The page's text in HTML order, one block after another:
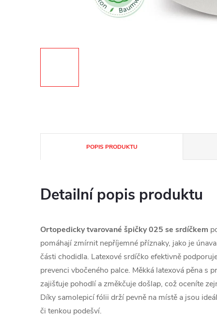
POPIS PRODUKTU
Detailní popis produktu
Ortopedicky tvarované špičky 025 se srdíčkem
pomáhají zmírnit nepříjemné příznaky, jako je
části chodidla. Latexové srdíčko efektivně
prevenci vbočeného palce. Měkká latexová pěna s
zajišťuje pohodlí a změkčuje došlap, což oceníte
Díky samolepicí fólii drží pevně na místě a jsou
či tenkou podešví.